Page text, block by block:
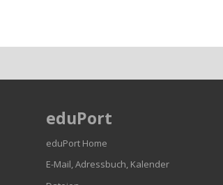
eduPort
eduPort Home
E-Mail, Adressbuch, Kalender